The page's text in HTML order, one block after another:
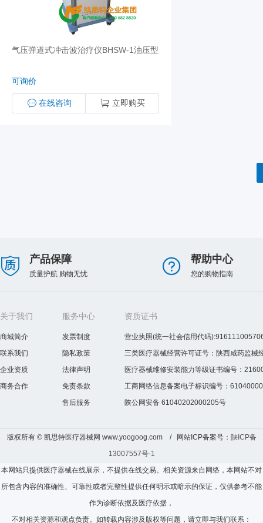
气压弹道式冲击波治疗仪BHSW-1油压型
可询价
在线咨询 立即购买
产品保障
质量护航 购物无忧
帮助中心
您的购物指南
关于我们
商城简介
联系我们
企业资质
商务合作
服务中心
发票制度
隐私政策
法律声明
免责条款
售后服务
资质证书
营业执照(统一社会信用代码
三类医疗器械经营许可证号：陕西咸药监械
医疗器械维修安装能力等级证书编号：
工商网络信息备案电子标识编号：
陕公网安备 61040202000205号
版权所有 © 凯思特医疗器械网 www.yoogoog.com / 网站ICP备案号： 陕ICP备
13007557号-1
本网站只提供医疗器械在线展示，不提供在线交易。相关资源来自网络，本网站不对
所包含内容的准确性、可靠性或者完整性提供任何明示或暗示的保证，仅供参考不能
作为诊断依据及医疗依据，
不对相关资源和观点负责。如转载内容涉及版权等问题，请立即与我们联系：